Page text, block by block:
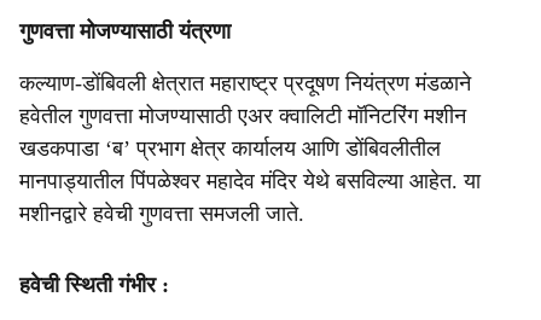
गुणवत्ता मोजण्यासाठी यंत्रणा
कल्याण-डोंबिवली क्षेत्रात महाराष्ट्र प्रदूषण नियंत्रण मंडळाने
हवेतील गुणवत्ता मोजण्यासाठी एअर क्वालिटी मॉनिटरिंग मशीन
खडकपाडा ‘ब’ प्रभाग क्षेत्र कार्यालय आणि डोंबिवलीतील
मानपाड्यातील पिंपळेश्वर महादेव मंदिर येथे बसविल्या आहेत. या
मशीनद्वारे हवेची गुणवत्ता समजली जाते.
हवेची स्थिती गंभीर :